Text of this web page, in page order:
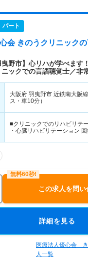
パート
会 きのうクリニック
曳野市】心リハが学べます
ックでの言語聴覚士／非
大阪府 羽曳野市 近鉄南大阪
ス・車10分）
■クリニックでのリハビリテ
・心臓リハビリテーション
この求人を問い
詳細を見る
医療法人優心会
人一覧